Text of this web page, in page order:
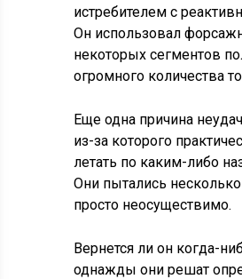
истребителем с
Он использовал
некоторых сегментов
огромного количества
Еще одна причина
из-за которого
летать по каким-либо
Они пытались
просто неосуществимо.
Вернется ли он когда-
однажды они решат